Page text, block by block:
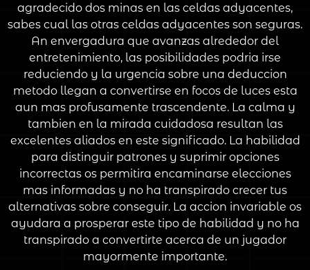
agradecido dos minas en las celdas adyacentes,
sabes cual las otras celdas adyacentes son seguras.
An envergadura que avanzas alrededor del
entretenimiento, las posibilidades podria irse
reduciendo y la urgencia sobre una deduccion
metodo llegan a convertirse en focos de luces esta
aun mas profusamente trascendente. La calma y
tambien en la mirada cuidadosa resultan las
excelentes aliados en este significado. La habilidad
para distinguir patrones y suprimir opciones
incorrectas os permitira encaminarse elecciones
mas informadas y no ha transpirado crecer tus
alternativas sobre conseguir. La accion invariable os
ayudara a prosperar este tipo de habilidad y no ha
transpirado a convertirte acerca de un jugador
mayormente importante.